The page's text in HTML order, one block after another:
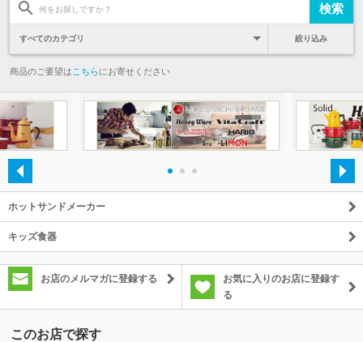
絞り込み
商品のご要望は こちらにお寄せください
ホットサンドメーカー
キッズ食器
お店のメルマガに登録する
お気に入りのお店に登録す
る
このお店で探す